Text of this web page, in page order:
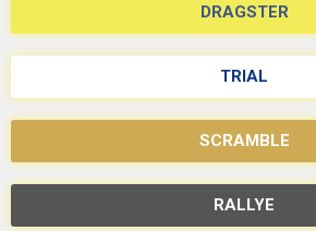
DRAGSTER
TRIAL
SCRAMBLE
RALLYE